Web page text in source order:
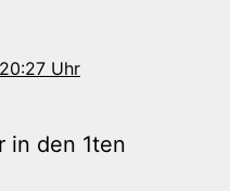
Uhr
in den 1ten